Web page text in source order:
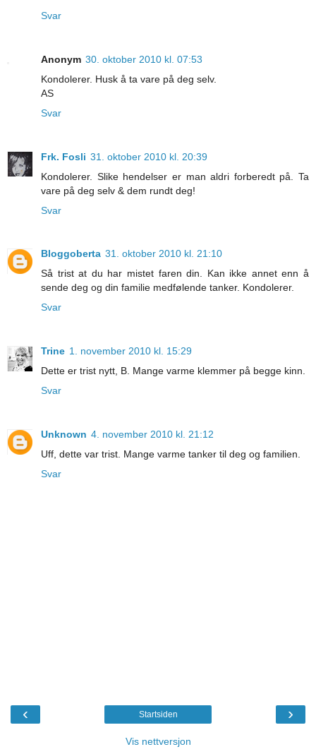
Svar
Anonym 30. oktober 2010 kl. 07:53
Kondolerer. Husk å ta vare på deg selv.
AS
Svar
Frk. Fosli 31. oktober 2010 kl. 20:39
Kondolerer. Slike hendelser er man aldri forberedt på. Ta
vare på deg selv & dem rundt deg!
Svar
Bloggoberta 31. oktober 2010 kl. 21:10
Så trist at du har mistet faren din. Kan ikke annet enn å
sende deg og din familie medfølende tanker. Kondolerer.
Svar
Trine 1. november 2010 kl. 15:29
Dette er trist nytt, B. Mange varme klemmer på begge kinn.
Svar
Unknown 4. november 2010 kl. 21:12
Uff, dette var trist. Mange varme tanker til deg og familien.
Svar
‹ ›
Startsiden
Vis nettversjon